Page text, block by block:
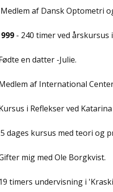
af Dansk Optometri
- 240 timer ved
en datter -Julie.
af International
i Reflekser ved
dages kursus med teori og
mig med Ole Borgkvist.
timers undervisning i